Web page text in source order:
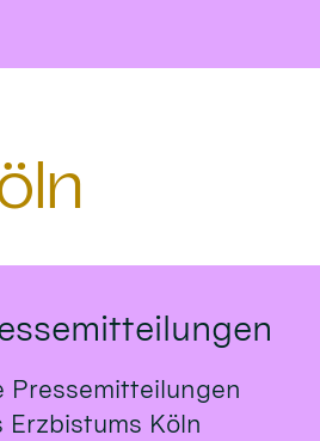
Pressemitteilungen
Erzbistums Köln